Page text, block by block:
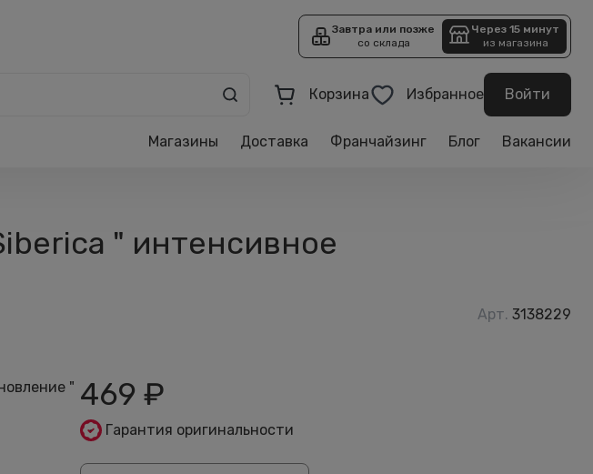
Завтра или позже
со склада
Через 15 минут
из магазина
Корзина Избранное Войти
Магазины Доставка Франчайзинг Блог Вакансии
" интенсивное
Арт. 3138229
469 ₽
Гарантия оригинальности